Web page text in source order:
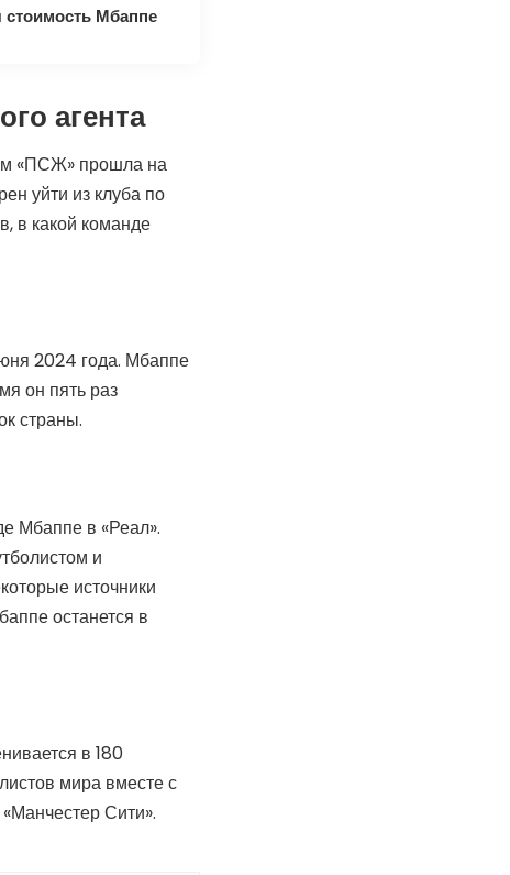
стоимость Мбаппе
агента
«ПСЖ» прошла на
уйти из клуба по
в какой команде
2024 года. Мбаппе
он пять раз
страны.
Мбаппе в «Реал».
и
источники
останется в
в 180
мира вместе с
Сити».